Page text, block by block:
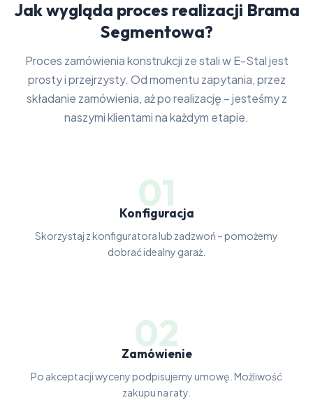
Jak wygląda proces realizacji Brama
Segmentowa?
Proces zamówienia konstrukcji ze stali w E-Stal jest
prosty i przejrzysty. Od momentu zapytania, przez
składanie zamówienia, aż po realizację – jesteśmy z
naszymi klientami na każdym etapie.
01
Konfiguracja
Skorzystaj z konfiguratora lub zadzwoń – pomożemy
dobrać idealny garaż.
02
Zamówienie
Po akceptacji wyceny podpisujemy umowę. Możliwość
zakupu na raty.